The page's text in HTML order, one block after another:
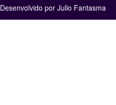
Desenvolvido por Julio Fantasma